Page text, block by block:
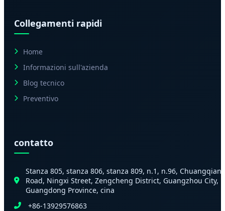
Collegamenti rapidi
Home
Informazioni sull'azienda
Blog tecnico
Preventivo
contatto
Stanza 805, stanza 806, stanza 809, n.1, n.96,
Road, Ningxi Street, Zengcheng District, Guangzhou City,
Guangdong Province, cina
+86-13929576863